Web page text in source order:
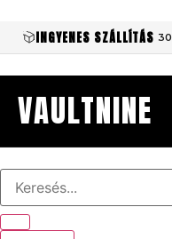
INGYENES SZÁLLÍTÁS
VAULTNINE